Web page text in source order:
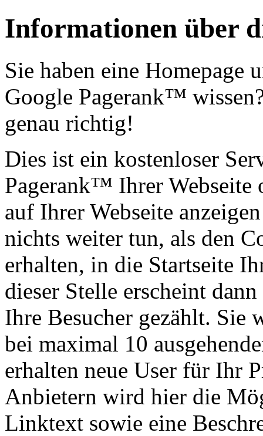
Informationen über
Sie haben eine Homepage
Google Pagerank™
genau richtig!
Dies ist ein kostenloser
Pagerank™ Ihrer
auf Ihrer Webseite
nichts weiter tun, als den
erhalten, in die Startseite
dieser Stelle erscheint
Ihre Besucher gezählt. Sie
bei maximal 10
erhalten neue User für Ihr
Anbietern wird hier die
Linktext sowie eine